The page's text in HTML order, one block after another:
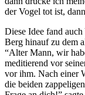
der Vogel tot ist,
Diese Idee fand
Berg hinauf zu dem
“Alter Mann, wir
meditierend vor
vor ihm. Nach einer
die beiden